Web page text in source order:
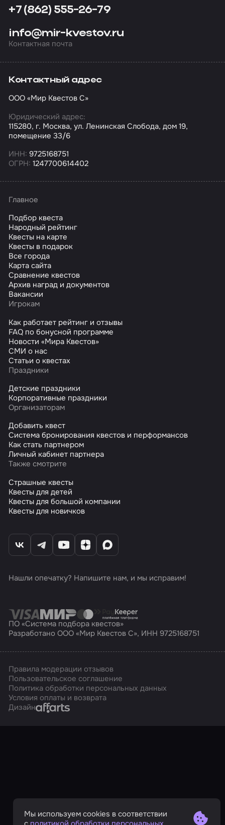
+7 (862) 555-26-79
info@mir-kvestov.ru
Контактная почта
Контактный адрес
ООО «Мир Квестов С»
Юридический адрес:
115280, г. Москва, ул. Ленинская Слобода, дом 19,
помещение 33/6
ИНН: 9725168751
ОГРН: 1247700614402
Главное
Подбор квеста
Народный рейтинг
Квесты на карте
Квесты в подарок
Все города
Карта сайта
Сравнение квестов
Архив наград и документов
Вакансии
Игрокам
Как работает рейтинг и отзывы
FAQ по бонусной программе
Новости «Мира Квестов»
СМИ о нас
Статьи о квестах
Праздники
Детские праздники
Корпоративные праздники
Организаторам
Добавить квест
Система бронирования квестов и перформансов
Как стать партнером
Личный кабинет партнера
Также смотрите
Страшные квесты
Квесты для детей
Квесты для большой компании
Квесты для новичков
Нашли опечатку? Напишите нам, и мы исправим!
ПО «Система подбора квестов»
Разработано ООО «Мир Квестов С», ИНН 9725168751
Правила модерации отзывов
Пользовательское соглашение
Политика обработки персональных данных
Условия оплаты и возврата
ДизайнAffarts
Мы используем cookies в соответствии